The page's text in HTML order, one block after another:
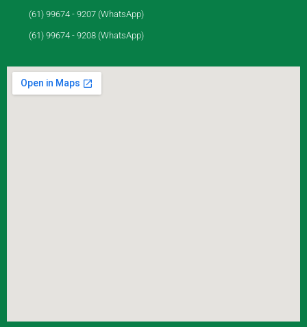
(61) 99674 - 9207 (WhatsApp)
(61) 99674 - 9208 (WhatsApp)